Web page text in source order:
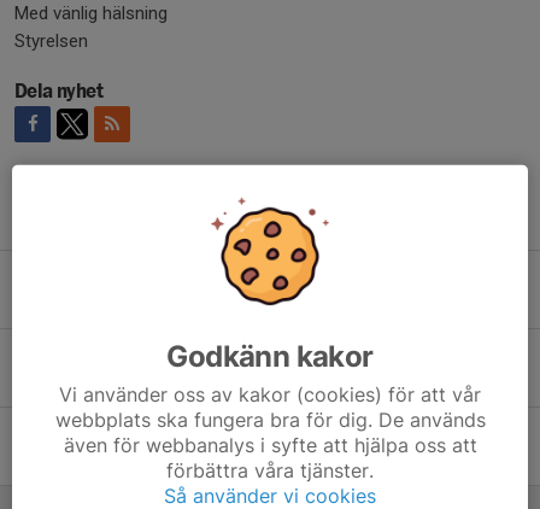
Med vänlig hälsning
Styrelsen
Dela nyhet
Sommarläger 2026
7 maj, 17:11 0
Godkänn kakor
Vi använder oss av kakor (cookies) för att vår
webbplats ska fungera bra för dig. De används
även för webbanalys i syfte att hjälpa oss att
förbättra våra tjänster.
Så använder vi cookies